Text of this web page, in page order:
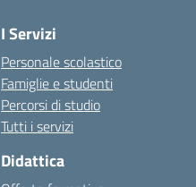
I Servizi
Personale scolastico
Famiglie e studenti
Percorsi di studio
Tutti i servizi
Didattica